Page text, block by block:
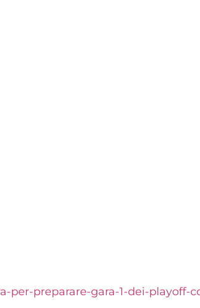
per-preparare-gara-1-dei-playoff-